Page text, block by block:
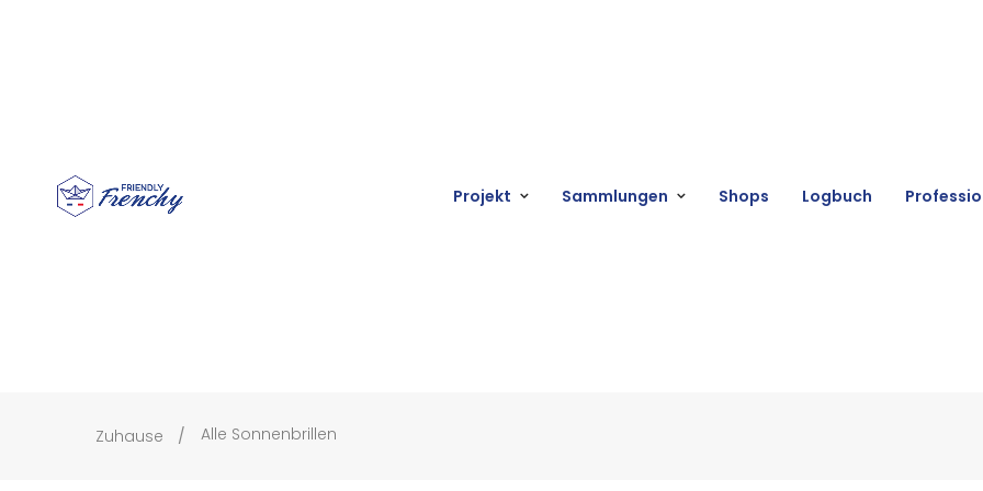
Projekt Sammlungen Shops Logbuch
Zuhause Alle Sonnenbrillen